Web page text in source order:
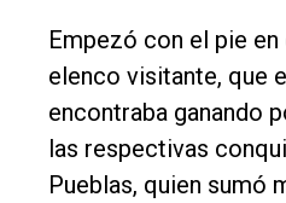
Empresa
Nosotros
Contacto
Empezó con el pie
elenco visitante, que
encontraba ganando
las respectivas
Pueblas, quien sumó